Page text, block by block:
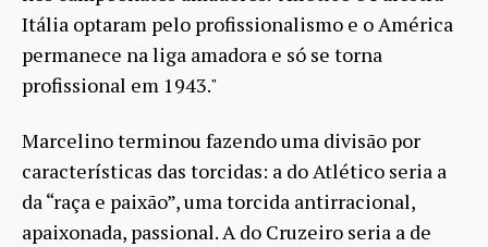
Itália optaram pelo profissionalismo e o América
permanece na liga amadora e só se torna
profissional em 1943."
Marcelino terminou fazendo uma divisão por
características das torcidas: a do Atlético seria a
da “raça e paixão”, uma torcida antirracional,
apaixonada, passional. A do Cruzeiro seria a de